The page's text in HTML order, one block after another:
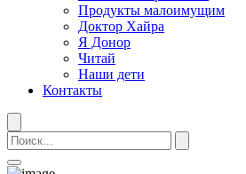
Продукты малоимущим
Доктор Хайра
Я Донор
Читай
Наши дети
Контакты